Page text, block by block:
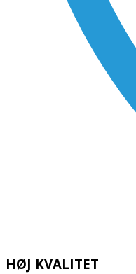
HØJ KVALITET